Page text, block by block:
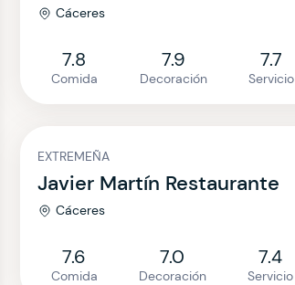
Cáceres
7.8
Comida
7.9
Decoración
7.7
Servicio
EXTREMEÑA
Javier Martín Restaurante
Cáceres
7.6
Comida
7.0
Decoración
7.4
Servicio